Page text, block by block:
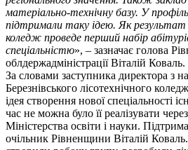
матеріально-технічну базу. У
підтримали таку ідею. Як
коледж проведе перший набір
спеціальністю», – зазначає голова
облдержадміністрації Віталій Коваль.
За словами заступника директора з
Березнівського лісотехнічного
ідея створення нової спеціальності
час не можна було її реалізувати через
Міністерства освіти і науки.
очільник Рівненщини Віталій